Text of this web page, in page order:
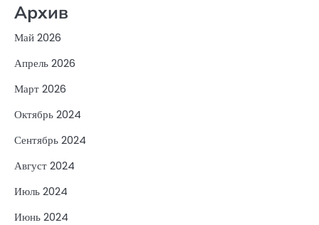
Архив
Май 2026
Апрель 2026
Март 2026
Октябрь 2024
Сентябрь 2024
Август 2024
Июль 2024
Июнь 2024